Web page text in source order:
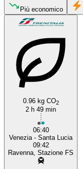
Più economico
0.96 kg CO2
2 h 49 min
06:40
Venezia - Santa Lucia
09:42
Ravenna, Stazione FS